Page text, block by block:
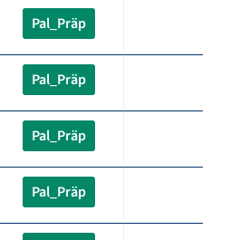
Pal_Präp
Pal_Präp
Pal_Präp
Pal_Präp